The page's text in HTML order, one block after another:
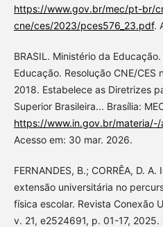
https://www.gov.br/mec/pt-br/
cne/ces/2023/pces576_23.pdf.
BRASIL. Ministério da
Educação. Resolução CNE/CES
2018. Estabelece as Diretrizes
Superior Brasileira... Brasília:
https://www.in.gov.br/
Acesso em: 30 mar. 2026.
FERNANDES, B.; CORRÊA, D.
extensão universitária no
física escolar. Revista Conexão
v. 21, e2524691, p. 01-17, 2025.